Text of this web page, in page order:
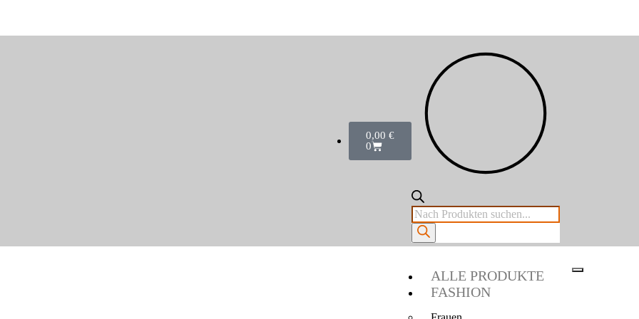
0,00 €
0
ALLE PRODUKTE
FASHION